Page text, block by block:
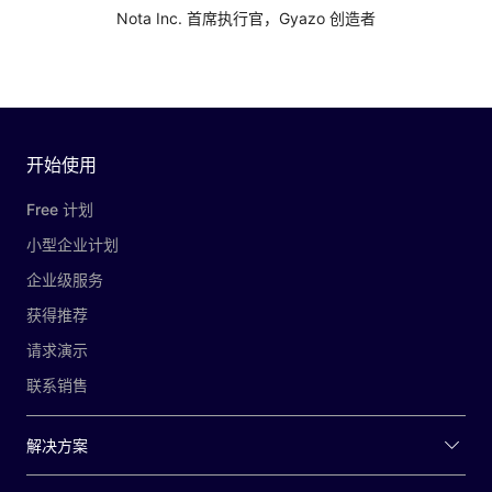
Nota Inc. 首席执行官，Gyazo 创造者
开始使用
Free 计划
小型企业计划
企业级服务
获得推荐
请求演示
联系销售
解决方案